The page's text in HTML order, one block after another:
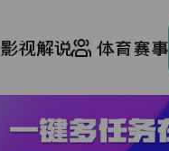
影视解说 体育赛事